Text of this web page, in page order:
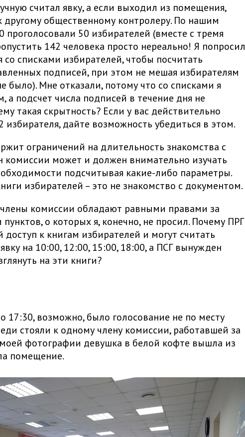
считал явку, а если выходил из помещения,
другому общественному контролеру. По нашим
проголосовали 50 избирателей (вместе с тремя
142 человека просто нереально! Я попросил
со списками избирателей, чтобы посчитать
подписей, при этом не мешая избирателям
было). Мне отказали, потому что со списками я
а подсчет числа подписей в течение дня не
такая скрытность? Если у вас действительно
избирателя, дайте возможность убедиться в этом.
ограничений на длительность знакомства с
комиссии может и должен внимательно изучать
подсчитывая какие-либо параметры.
избирателей – это не знакомство с документом.
члены комиссии обладают равными правами за
о которых я, конечно, не просил. Почему ПРГ
к книгам избирателей и могут считать
на 10:00, 12:00, 15:00, 18:00, а ПСГ вынужден
на эти книги?
17:30, возможно, было голосование не по месту
стояли к одному члену комиссии, работавшей за
фотографии девушка в белой кофте вышла из
помещение.